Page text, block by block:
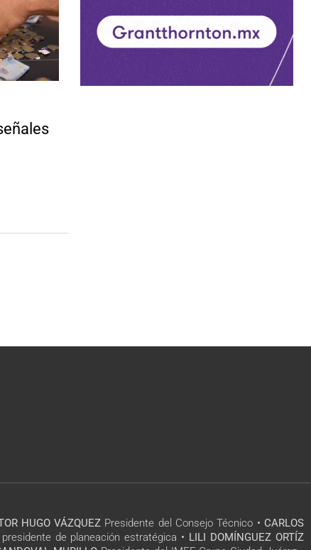
HUGO VÁZQUEZ Presidente del Consejo Técnico • CARLOS
de planeación estratégica • LILI DOMÍNGUEZ ORTÍZ